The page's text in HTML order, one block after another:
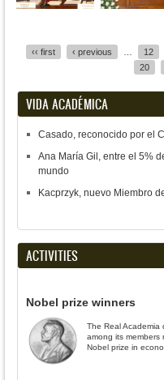
‹‹ first ‹ previous 12
20
VIDA ACADÉMICA
Casado, reconocido por el
Ana María Gil, entre el 5%
mundo
Kacprzyk, nuevo Miembro
ACTIVITIES
Nobel prize winners
The Real Academia
among its members
Nobel prize in